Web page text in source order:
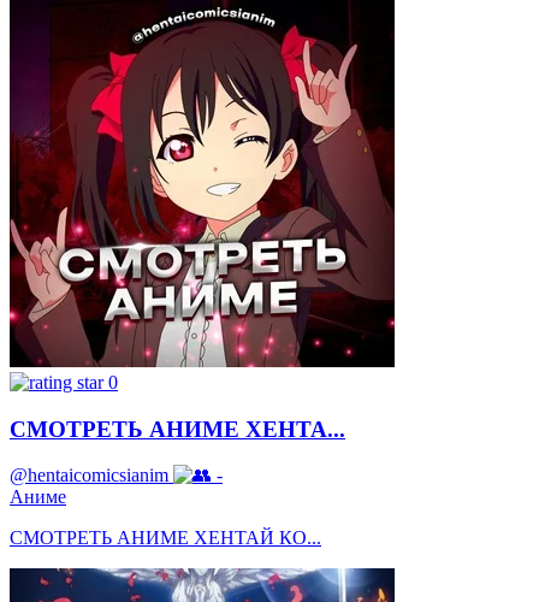
0
СМОТРЕТЬ АНИМЕ ХЕНТА...
@hentaicomicsianim
-
Аниме
СМОТРЕТЬ АНИМЕ ХЕНТАЙ КО...